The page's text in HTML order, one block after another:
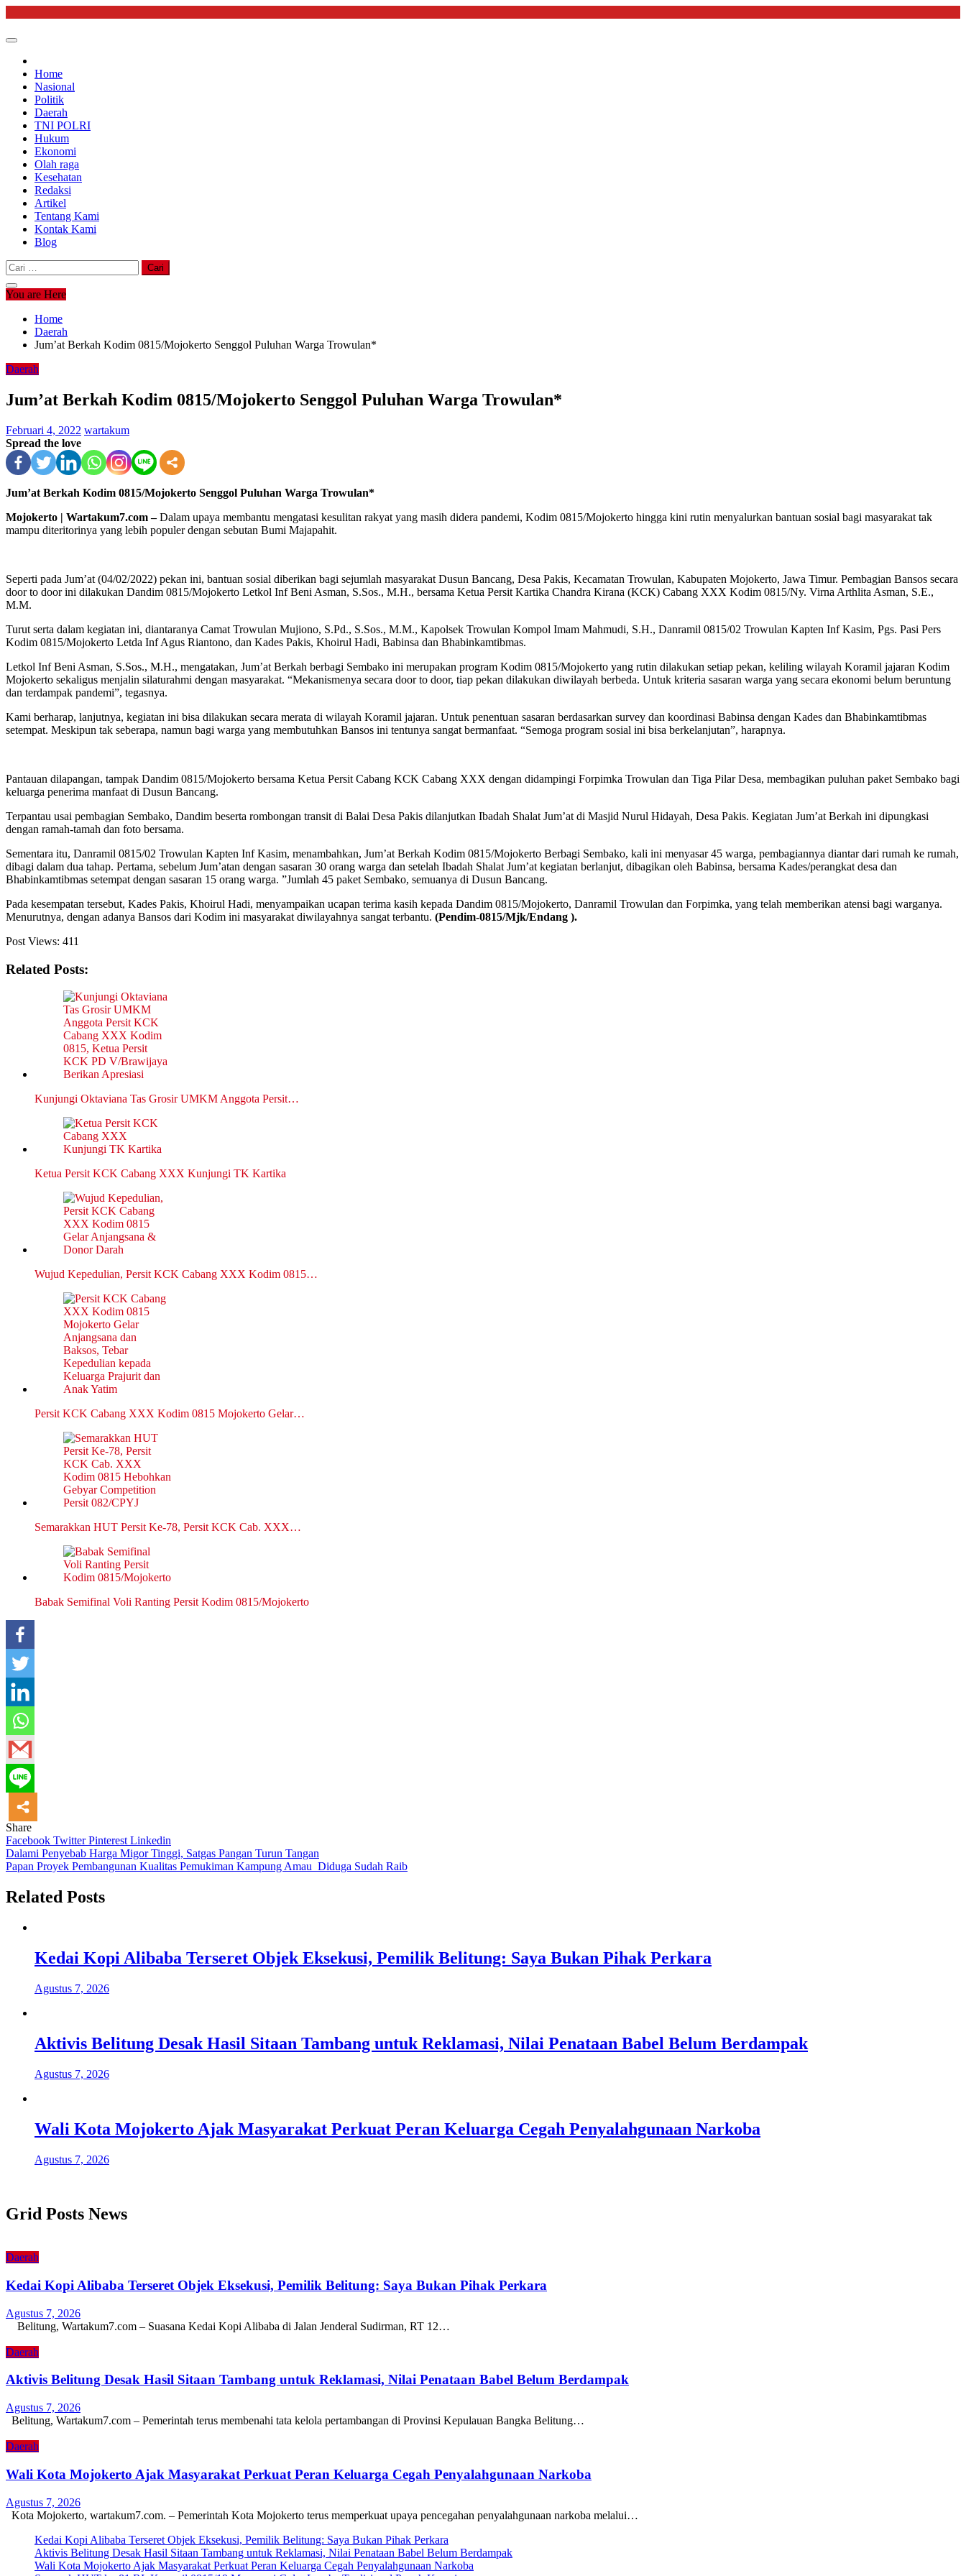
content
Home
Nasional
Politik
Daerah
TNI POLRI
Hukum
Ekonomi
Olah raga
Kesehatan
Redaksi
Artikel
Tentang Kami
Kontak Kami
Blog
Cari
untuk:
You are Here
Home
Daerah
Jum’at Berkah Kodim 0815/Mojokerto Senggol Puluhan Warga Trowulan*
Daerah
Jum’at Berkah Kodim 0815/Mojokerto Senggol Puluhan Warga Trowulan*
Februari 4, 2022 wartakum
Spread the love
Jum’at Berkah Kodim 0815/Mojokerto Senggol Puluhan Warga Trowulan*
Mojokerto | Wartakum7.com –Dalam upaya membantu mengatasi kesulitan rakyat yang masih didera pandemi, Kodim 0815/Mojokerto hingga kini rutin menyalurkan bantuan sosial bagi masyarakat tak
mampu diteritorinya yang lebih populer dengan sebutan Bumi Majapahit.
Seperti pada Jum’at (04/02/2022) pekan ini, bantuan sosial diberikan bagi sejumlah masyarakat Dusun Bancang, Desa Pakis, Kecamatan Trowulan, Kabupaten Mojokerto, Jawa Timur. Pembagian Bansos secara
door to door ini dilakukan Dandim 0815/Mojokerto Letkol Inf Beni Asman, S.Sos., M.H., bersama Ketua Persit Kartika Chandra Kirana (KCK) Cabang XXX Kodim 0815/Ny. Virna Arthlita Asman, S.E.,
M.M.
Turut serta dalam kegiatan ini, diantaranya Camat Trowulan Mujiono, S.Pd., S.Sos., M.M., Kapolsek Trowulan Kompol Imam Mahmudi, S.H., Danramil 0815/02 Trowulan Kapten Inf Kasim, Pgs. Pasi Pers
Kodim 0815/Mojokerto Letda Inf Agus Riantono, dan Kades Pakis, Khoirul Hadi, Babinsa dan Bhabinkamtibmas.
Letkol Inf Beni Asman, S.Sos., M.H., mengatakan, Jum’at Berkah berbagi Sembako ini merupakan program Kodim 0815/Mojokerto yang rutin dilakukan setiap pekan, keliling wilayah Koramil jajaran Kodim
Mojokerto sekaligus menjalin silaturahmi dengan masyarakat. “Mekanismenya secara door to door, tiap pekan dilakukan diwilayah berbeda. Untuk kriteria sasaran warga yang secara ekonomi belum beruntung
dan terdampak pandemi”, tegasnya.
Kami berharap, lanjutnya, kegiatan ini bisa dilakukan secara merata di wilayah Koramil jajaran. Untuk penentuan sasaran berdasarkan survey dan koordinasi Babinsa dengan Kades dan Bhabinkamtibmas
setempat. Meskipun tak seberapa, namun bagi warga yang membutuhkan Bansos ini tentunya sangat bermanfaat. “Semoga program sosial ini bisa berkelanjutan”, harapnya.
Pantauan dilapangan, tampak Dandim 0815/Mojokerto bersama Ketua Persit Cabang KCK Cabang XXX dengan didampingi Forpimka Trowulan dan Tiga Pilar Desa, membagikan puluhan paket Sembako bagi
keluarga penerima manfaat di Dusun Bancang.
Terpantau usai pembagian Sembako, Dandim beserta rombongan transit di Balai Desa Pakis dilanjutkan Ibadah Shalat Jum’at di Masjid Nurul Hidayah, Desa Pakis. Kegiatan Jum’at Berkah ini dipungkasi
dengan ramah-tamah dan foto bersama.
Sementara itu, Danramil 0815/02 Trowulan Kapten Inf Kasim, menambahkan, Jum’at Berkah Kodim 0815/Mojokerto Berbagi Sembako, kali ini menyasar 45 warga, pembagiannya diantar dari rumah ke rumah,
dibagi dalam dua tahap. Pertama, sebelum Jum’atan dengan sasaran 30 orang warga dan setelah Ibadah Shalat Jum’at kegiatan berlanjut, dibagikan oleh Babinsa, bersama Kades/perangkat desa dan
Bhabinkamtibmas setempat dengan sasaran 15 orang warga. ”Jumlah 45 paket Sembako, semuanya di Dusun Bancang.
Pada kesempatan tersebut, Kades Pakis, Khoirul Hadi, menyampaikan ucapan terima kasih kepada Dandim 0815/Mojokerto, Danramil Trowulan dan Forpimka, yang telah memberikan atensi bagi warganya.
Menurutnya, dengan adanya Bansos dari Kodim ini masyarakat diwilayahnya sangat terbantu. (Pendim-0815/Mjk/Endang ).
Post Views: 411
Related Posts:
Kunjungi Oktaviana Tas Grosir UMKM Anggota Persit…
Ketua Persit KCK Cabang XXX Kunjungi TK Kartika
Wujud Kepedulian, Persit KCK Cabang XXX Kodim 0815…
Persit KCK Cabang XXX Kodim 0815 Mojokerto Gelar…
Semarakkan HUT Persit Ke-78, Persit KCK Cab. XXX…
Babak Semifinal Voli Ranting Persit Kodim 0815/Mojokerto
Share
Facebook TwitterPinterest Linkedin
Navigasi
pos
Dalami Penyebab Harga Migor Tinggi, Satgas Pangan Turun Tangan
Papan Proyek Pembangunan Kualitas Pemukiman Kampung Amau Diduga Sudah Raib
Related Posts
Kedai Kopi Alibaba Terseret Objek Eksekusi, Pemilik Belitung: Saya Bukan Pihak Perkara
Agustus 7, 2026
Aktivis Belitung Desak Hasil Sitaan Tambang untuk Reklamasi, Nilai Penataan Babel Belum Berdampak
Agustus 7, 2026
Wali Kota Mojokerto Ajak Masyarakat Perkuat Peran Keluarga Cegah Penyalahgunaan Narkoba
Agustus 7, 2026
Grid Posts News
Daerah
Kedai Kopi Alibaba Terseret Objek Eksekusi, Pemilik Belitung: Saya Bukan Pihak Perkara
Agustus 7, 2026
Belitung, Wartakum7.com – Suasana Kedai Kopi Alibaba di Jalan Jenderal Sudirman, RT 12…
Daerah
Aktivis Belitung Desak Hasil Sitaan Tambang untuk Reklamasi, Nilai Penataan Babel Belum Berdampak
Agustus 7, 2026
Belitung, Wartakum7.com – Pemerintah terus membenahi tata kelola pertambangan di Provinsi Kepulauan Bangka Belitung…
Daerah
Wali Kota Mojokerto Ajak Masyarakat Perkuat Peran Keluarga Cegah Penyalahgunaan Narkoba
Agustus 7, 2026
Kota Mojokerto, wartakum7.com. – Pemerintah Kota Mojokerto terus memperkuat upaya pencegahan penyalahgunaan narkoba melalui…
Kedai Kopi Alibaba Terseret Objek Eksekusi, Pemilik Belitung: Saya Bukan Pihak Perkara
Aktivis Belitung Desak Hasil Sitaan Tambang untuk Reklamasi, Nilai Penataan Babel Belum Berdampak
Wali Kota Mojokerto Ajak Masyarakat Perkuat Peran Keluarga Cegah Penyalahgunaan Narkoba